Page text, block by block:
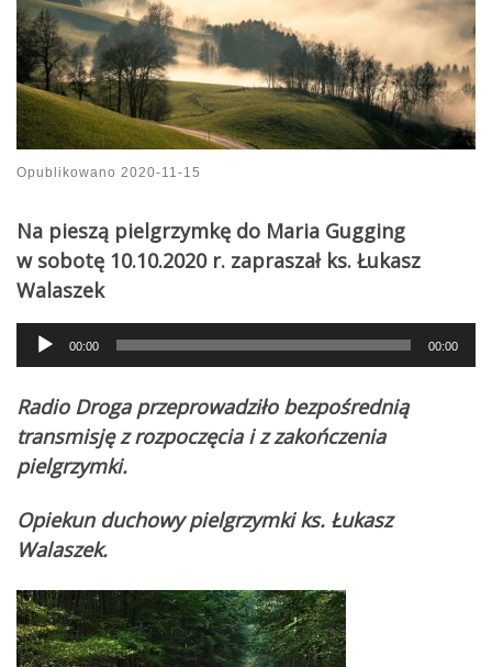
Opublikowano 2020-11-15
Na pieszą pielgrzymkę do Maria Gugging
w sobotę 10.10.2020 r. zapraszał ks. Łukasz
Walaszek
Audio
Player
00:00 00:00
Radio Droga przeprowadziło bezpośrednią
transmisję z rozpoczęcia i z zakończenia
pielgrzymki.
Opiekun duchowy pielgrzymki ks. Łukasz
Walaszek.